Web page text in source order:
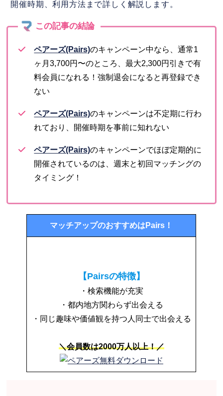
開催時期、利用方法まで詳しく解説します。
ペアーズ(Pairs)のキャンペーン中なら、通常1
ヶ月3,700円〜のところ、最大2,300円引きで有
料会員になれる！強制退会になると再登録でき
ない
ペアーズ(Pairs)のキャンペーンは不定期に行わ
れており、開催時期を事前に知れない
ペアーズ(Pairs)のキャンペーンでほぼ定期的に
開催されているのは、週末と初回マッチングの
タイミング！
マッチアップのおすすめはPairs！
【Pairsの特徴】
・検索機能が充実
・都内地方関わらず出会える
・同じ趣味や価値観を持つ人同士で出会える
＼会員数は2000万人以上！／